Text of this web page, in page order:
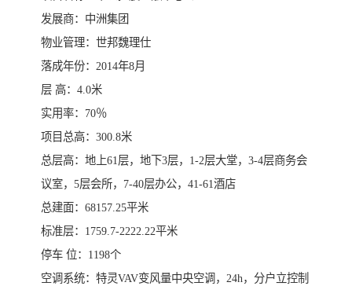
发展商：中洲集团
物业管理：世邦魏理仕
落成年份：2014年8月
层 高：4.0米
实用率：70％
项目总高：300.8米
总层高：地上61层，地下3层，1-2层大堂，3-4层商务会
议室，5层会所，7-40层办公，41-61酒店
总建面：68157.25平米
标准层：1759.7-2222.22平米
停车 位：1198个
空调系统：特灵VAV变风量中央空调，24h，分户立控制